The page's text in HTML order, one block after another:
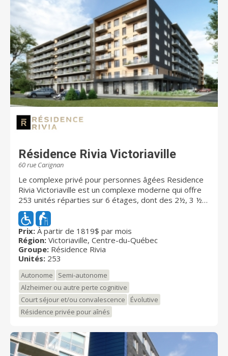
Résidence Rivia Victoriaville
60 rue Carignan
Le complexe privé pour personnes âgées Residence
Rivia Victoriaville est un complexe moderne qui offre
253 unités réparties sur 6 étages, dont des 2½, 3 ½
et 4 ½ contemporains et lumineux au coeur du centre-
ville de Victoriaville. Chaque unité dispose d’une
grande fenestration pour laisser entrer un maximum
de lumière naturelle, d’un balcon pour profiter des
beaux jours et d’une insonorisation supérieure pour
plus de tranquillité. Pour ceux nécessitant plus de
services d’assistance, 34 chambres sont disponibles
avec la formule d’hébergement évolutif dans l'unité de
soins avec portes codées. Il est également possible
d’être hébergé dans l’unité de soins pendant un
séjour de courte durée, que ce soit pour se rétablir
aidant ou tout simplement pour faire l’essai de la vie
en complexe pour retraités. De nombreuses
commodités sont offertes à l'intérieur du complexe
Prix: À partir de 1819$ par mois
Région: Victoriaville, Centre-du-Québec
Groupe: Résidence Rivia
Unités: 253
Autonome
Semi-autonome
Alzheimer ou autre perte cognitive
Court séjour et/ou convalescence
Évolutive
Résidence privée pour aînés